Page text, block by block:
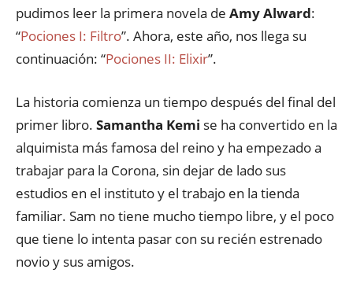
pudimos leer la primera novela de Amy Alward:
“Pociones I: Filtro”. Ahora, este año, nos llega su
continuación: “Pociones II: Elixir”.
La historia comienza un tiempo después del final del
primer libro. Samantha Kemi se ha convertido en la
alquimista más famosa del reino y ha empezado a
trabajar para la Corona, sin dejar de lado sus
estudios en el instituto y el trabajo en la tienda
familiar. Sam no tiene mucho tiempo libre, y el poco
que tiene lo intenta pasar con su recién estrenado
novio y sus amigos.